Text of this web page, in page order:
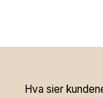
Hva sier